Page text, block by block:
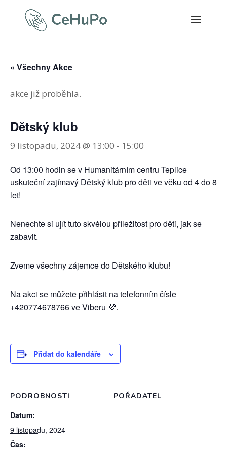
« Všechny Akce
akce již proběhla.
Dětský klub
9 listopadu, 2024 @ 13:00 - 15:00
Od 13:00 hodin se v Humanitárním centru Teplice
uskuteční zajímavý Dětský klub pro děti ve věku od 4 do 8
let!
Nenechte si ujít tuto skvělou příležitost pro děti, jak se
zabavit.
Zveme všechny zájemce do Dětského klubu!
Na akci se můžete přihlásit na telefonním čísle
+420774678766 ve Viberu 💜.
Přidat do kalendáře
PODROBNOSTI
Datum:
9 listopadu, 2024
Čas:
POŘADATEL